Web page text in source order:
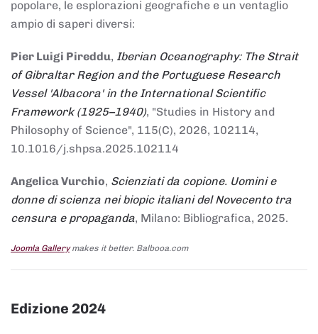
popolare, le esplorazioni geografiche e un ventaglio
ampio di saperi diversi:
Pier Luigi Pireddu, Iberian Oceanography: The Strait
of Gibraltar Region and the Portuguese Research
Vessel 'Albacora' in the International Scientific
Framework (1925–1940), "Studies in History and
Philosophy of Science", 115(C), 2026, 102114,
10.1016/j.shpsa.2025.102114
Angelica Vurchio, Scienziati da copione. Uomini e
donne di scienza nei biopic italiani del Novecento tra
censura e propaganda, Milano: Bibliografica, 2025.
Joomla Gallerymakes it better. Balbooa.com
Edizione 2024